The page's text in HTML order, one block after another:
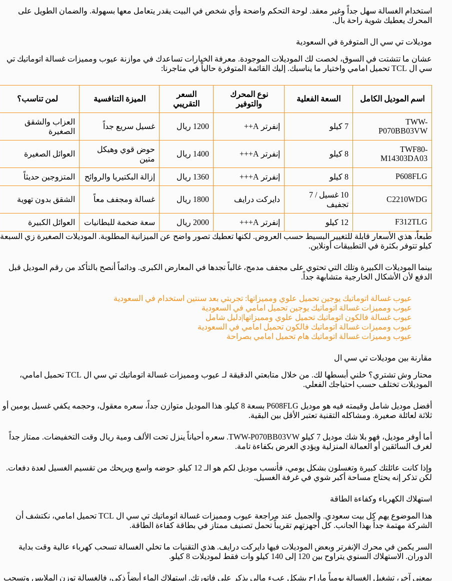
استخدام الغسالة سهل جداً وغير معقد. لوحة التحكم واضحة وأي شخص في البيت يقدر يتعامل معها بسهولة. والضمان الطويل على
المحرك يعطيك شوية راحة بال.
موديلات تي سي ال المتوفرة في السعودية
عشان ما تتشتت في السوق، لخصت لك الموديلات الموجودة. معرفة الخيارات تساعدك في موازنة عيوب ومميزات غسالة اتوماتيك تي
سي ال TCL تحميل امامي واختيار ما يناسبك. إليك القائمة المتوفرة حالياً في متاجرنا:
اسم الموديل الكامل السعة الفعلية
نوع المحرك
والتوفير
السعر
التقريبي
الميزة التنافسية لمن تناسب؟
TWW-
P070BB03VW
7 كيلو إنفرتر A++ 1200 ريال غسيل سريع جداً
العزاب والشقق
الصغيرة
TWF80-
M14303DA03
8 كيلو إنفرتر A+++ 1400 ريال
حوض قوي وهيكل
متين
العوائل الصغيرة
P608FLG 8 كيلو إنفرتر A+++ 1360 ريال إزالة البكتيريا والروائح المتزوجين حديثاً
C2210WDG
10 غسيل / 7
تجفيف
دايركت درايف 1800 ريال غسالة ومجفف معاً الشقق بدون تهوية
F312TLG 12 كيلو إنفرتر A+++ 2000 ريال سعة ضخمة للبطانيات
العوائل الكبيرة
طبعاً، هذي الأسعار قابلة للتغيير البسيط حسب العروض. لكنها تعطيك تصور واضح عن الميزانية المطلوبة. الموديلات الصغيرة زي السبعة
كيلو تتوفر بكثرة في التطبيقات أونلاين.
بينما الموديلات الكبيرة وتلك التي تحتوي على مجفف مدمج، غالباً تجدها في المعارض الكبرى. ودائماً أنصح بالتأكد من رقم الموديل قبل
الدفع لأن الأشكال الخارجية متشابهة جداً.
عيوب غسالة اتوماتيك يوجين تحميل علوي ومميزاتها: تجربتي بعد سنتين استخدام في السعودية
عيوب ومميزات غسالة اتوماتيك يوجين تحميل امامي في السعودية
عيوب غسالة فالكون اتوماتيك تحميل علوي ومميزاتها|دليل شامل
عيوب ومميزات غسالة اتوماتيك فالكون تحميل امامي في السعودية
عيوب ومميزات غسالة اتوماتيك هام تحميل امامي بصراحة
مقارنة بين موديلات تي سي ال
محتار وش تشتري؟ خلني أبسطها لك. من خلال متابعتي الدقيقة لـ عيوب ومميزات غسالة اتوماتيك تي سي ال TCL تحميل امامي،
الموديلات تختلف حسب احتياجك الفعلي.
أفضل موديل شامل وقيمته فيه هو موديل P608FLG بسعة 8 كيلو. هذا الموديل متوازن جداً، سعره معقول، وحجمه يكفي غسيل يومين أو
ثلاثة لعائلة صغيرة. ومشاكله التقنية تعتبر الأقل بين البقية.
أما أوفر موديل، فهو بلا شك موديل 7 كيلو TWW-P070BB03VW. سعره أحياناً ينزل تحت الألف ومية ريال وقت التخفيضات. ممتاز جداً
لغرف السائقين أو العمالة المنزلية ويؤدي الغرض بكفاءة تامة.
وإذا كانت عائلتك كبيرة وتغسلون بشكل يومي، فأنسب موديل لكم هو الـ 12 كيلو. حوضه واسع ويريحك من تقسيم الغسيل لعدة دفعات.
لكن تذكر إنه يحتاج مساحة أكبر شوي في غرفة الغسيل.
استهلاك الكهرباء وكفاءة الطاقة
هذا الموضوع يهم كل بيت سعودي. والجميل عند مراجعة عيوب ومميزات غسالة اتوماتيك تي سي ال TCL تحميل امامي، نكتشف أن
الشركة مهتمة جداً بهذا الجانب. كل أجهزتهم تقريباً تحمل تصنيف ممتاز في بطاقة كفاءة الطاقة.
السر يكمن في محرك الإنفرتر وبعض الموديلات فيها دايركت درايف. هذي التقنيات ما تخلي الغسالة تسحب كهرباء عالية وقت بداية
الدوران. الاستهلاك السنوي يتراوح بين 120 إلى 140 كيلو وات فقط لموديلات 8 كيلو.
بمعنى آخر، تشغيل الغسالة يومياً ماراح يشكل عبء مالي يذكر على فاتورتك. استهلاك الماء أيضاً ذكي، فالغسالة توزن الملابس وتسحب